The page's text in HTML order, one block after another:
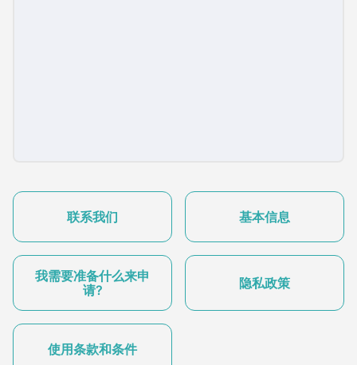
联系我们 基本信息
我需要准备什么来申
请?
隐私政策
使用条款和条件